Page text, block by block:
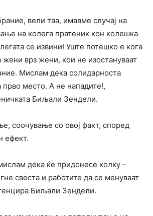
вели таа, имавме случај на
на колега пратеник кон колешка
се извини! Уште потешко е кога
врз жени, кои не изостануваат
Мислам дека солидарноста
прво место. А не нападите!,
Биљали Зендели.
соочување со овој факт, според
ефект.
дека ќе придонесе колку –
свеста и работите да се менуваат
Биљали Зендели.